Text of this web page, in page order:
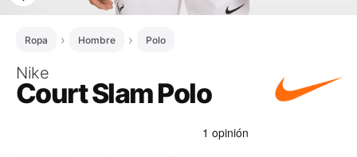
Ropa Hombre Polo
Nike
Court Slam Polo